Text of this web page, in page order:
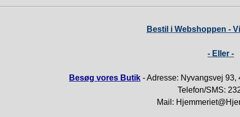
Bestil i Webshoppen -
- Eller -
Besøg vores Butik - Adresse: Nyvangsvej 93,
Telefon/SMS:
Mail: